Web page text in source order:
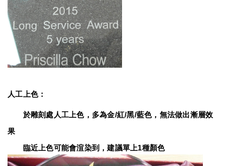
人工上色：
於雕刻處人工上色，多為金/紅/黑/藍色，無法做出漸層效
果
臨近上色可能會渲染到，建議單上1種顏色